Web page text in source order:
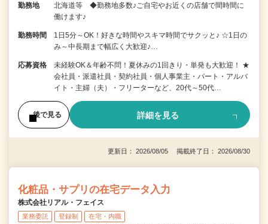
勤務地
北海道等 ◆勤務地多数♪ご自宅やお近くの店舗で間時間に
働けます♪
勤務時間
1日5分～OK！好きな時間やスキマ時間でサクッと♪ ☆1日の
み～中長期まで幅広く大歓迎♪…
応募資格
未経験OK＆年齢不問！夏休みの1回きり・単発も大歓迎！ ★
会社員・派遣社員・契約社員・個人事業主・パート・アルバ
イト・主婦（夫）・フリーターなど、20代～50代…
後で見る 詳細を見る
更新日： 2026/08/05 掲載終了日： 2026/08/30
化粧品・サプリの在宅データ入力
株式会社リアル・フェイス
業務委託 登録制 在宅・内職